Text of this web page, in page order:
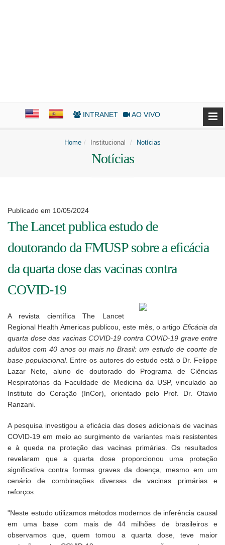
INTRANET AO VIVO
Home Institucional Notícias
Notícias
Publicado em 10/05/2024
The Lancet publica estudo de
doutorando da FMUSP sobre a eficácia
da quarta dose das vacinas contra
COVID-19
A revista científica The Lancet
Regional Health Americas publicou, este mês, o artigo Eficácia da
quarta dose das vacinas COVID-19 contra COVID-19 grave entre
adultos com 40 anos ou mais no Brasil: um estudo de coorte de
base populacional. Entre os autores do estudo está o Dr. Felippe
Lazar Neto, aluno de doutorado do Programa de Ciências
Respiratórias da Faculdade de Medicina da USP, vinculado ao
Instituto do Coração (InCor), orientado pelo Prof. Dr. Otavio
Ranzani.
A pesquisa investigou a eficácia das doses adicionais de vacinas
COVID-19 em meio ao surgimento de variantes mais resistentes
e à queda na proteção das vacinas primárias. Os resultados
revelaram que a quarta dose proporcionou uma proteção
significativa contra formas graves da doença, mesmo em um
cenário de combinações diversas de vacinas primárias e
reforços.
"Neste estudo utilizamos métodos modernos de inferência causal
em uma base com mais de 44 milhões de brasileiros e
observamos que, quem tomou a quarta dose, teve maior